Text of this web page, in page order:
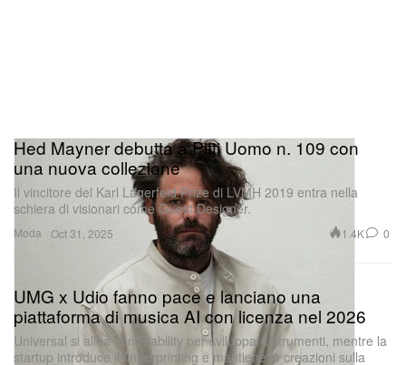
Moda
Hed Mayner debutta a Pitti Uomo n. 109 con
una nuova collezione
Il vincitore del Karl Lagerfeld Prize di LVMH 2019 entra nella
schiera di visionari come Guest Designer.
Oct 31, 2025 1.4K 0
UMG x Udio fanno pace e lanciano una
piattaforma di musica AI con licenza nel 2026
Universal si allea con Stability per sviluppare strumenti, mentre la
startup introduce il fingerprinting e mantiene le creazioni sulla